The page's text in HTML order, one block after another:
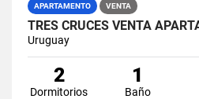
APARTAMENTO VENTA
Uruguay
2
Dormitorios
1
Baño